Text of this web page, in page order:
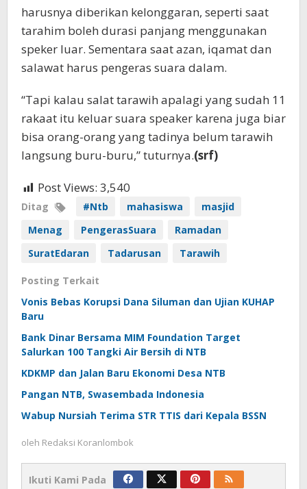
harusnya diberikan kelonggaran, seperti saat
tarahim boleh durasi panjang menggunakan
speker luar. Sementara saat azan, iqamat dan
salawat harus pengeras suara dalam.
“Tapi kalau salat tarawih apalagi yang sudah 11
rakaat itu keluar suara speaker karena juga biar
bisa orang-orang yang tadinya belum tarawih
langsung buru-buru,” tuturnya.(srf)
Post Views: 3,540
Ditag #Ntb mahasiswa
masjid
Menag
PengerasSuara
Ramadan
SuratEdaran
Tadarusan Tarawih
Posting Terkait
Vonis Bebas Korupsi Dana Siluman dan Ujian KUHAP
Baru
Bank Dinar Bersama MIM Foundation Target
Salurkan 100 Tangki Air Bersih di NTB
KDKMP dan Jalan Baru Ekonomi Desa NTB
Pangan NTB, Swasembada Indonesia
Wabup Nursiah Terima STR TTIS dari Kepala BSSN
oleh Redaksi Koranlombok
Ikuti Kami Pada